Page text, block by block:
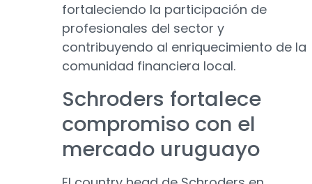
fortaleciendo la participación de
profesionales del sector y
contribuyendo al enriquecimiento de la
comunidad financiera local.
Schroders fortalece
compromiso con el
mercado uruguayo